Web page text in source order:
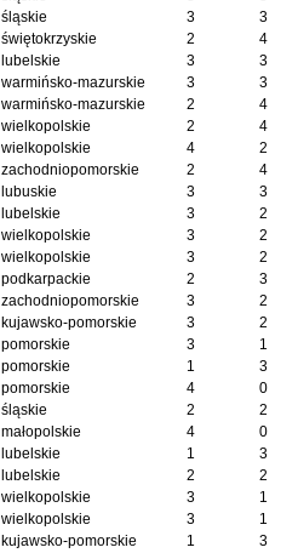
śląskie 3
3
świętokrzyskie 2
4
lubelskie 3
3
warmińsko-mazurskie 3
3
warmińsko-mazurskie 2
4
wielkopolskie 2
4
wielkopolskie 4
2
zachodniopomorskie 2
4
lubuskie 3
3
lubelskie 3
2
wielkopolskie 3
2
wielkopolskie 3
2
podkarpackie 2
3
zachodniopomorskie 3
2
kujawsko-pomorskie 3
2
pomorskie 3
1
pomorskie 1
3
pomorskie 4
0
śląskie 2
2
małopolskie 4
0
lubelskie 1
3
lubelskie 2
2
wielkopolskie 3
1
wielkopolskie 3
1
kujawsko-pomorskie 1
3